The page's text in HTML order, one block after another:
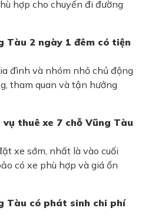
hợp cho chuyến đi đường
Tàu 2 ngày 1 đêm có tiện
đình và nhóm nhỏ chủ động
tham quan và tận hưởng
thuê xe 7 chỗ Vũng Tàu
xe sớm, nhất là vào cuối
có xe phù hợp và giá ổn
Tàu có phát sinh chi phí